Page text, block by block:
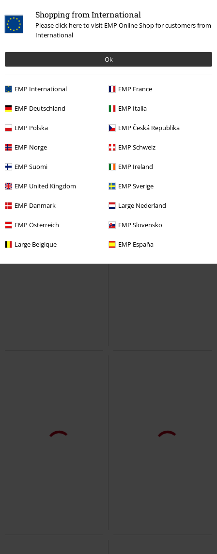
Shopping from International
Please click here to visit EMP Online Shop for customers from
International
Ok
EMP International EMP France
EMP Deutschland EMP Italia
EMP Polska EMP Česká Republika
EMP Norge EMP Schweiz
EMP Suomi EMP Ireland
EMP United Kingdom EMP Sverige
EMP Danmark Large Nederland
EMP Österreich EMP Slovensko
Large Belgique EMP España
Fra kr 999,00
Uniformjakke
kr 609,00